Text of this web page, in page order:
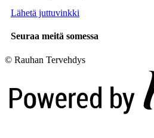
Lähetä juttuvinkki
Seuraa meitä somessa
© Rauhan Tervehdys